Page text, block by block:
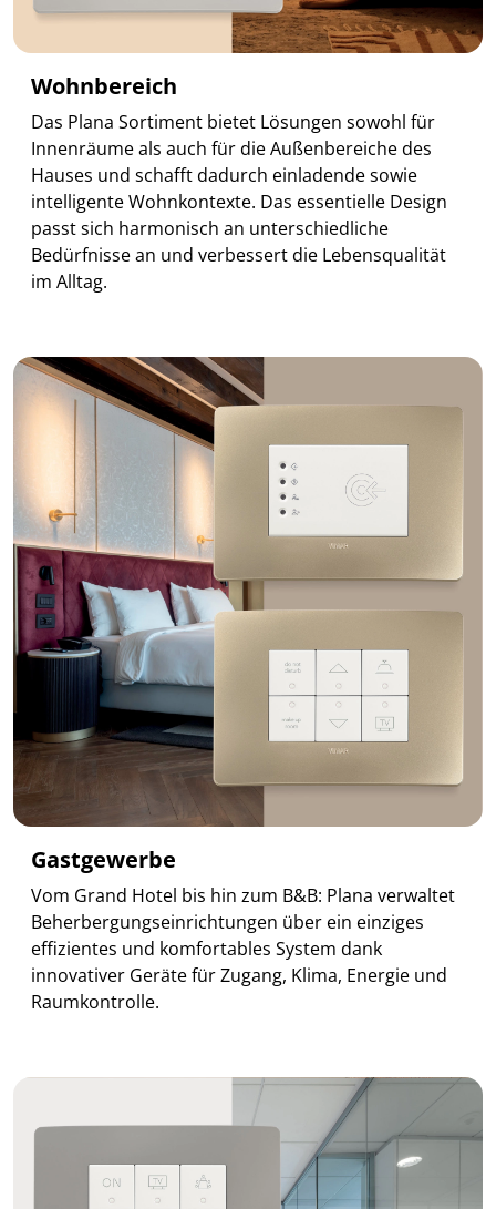
Wohnbereich
Das Plana Sortiment bietet Lösungen sowohl für
Innenräume als auch für die Außenbereiche des
Hauses und schafft dadurch einladende sowie
intelligente Wohnkontexte. Das essentielle Design
passt sich harmonisch an unterschiedliche
Bedürfnisse an und verbessert die Lebensqualität
im Alltag.
Gastgewerbe
Vom Grand Hotel bis hin zum B&B: Plana verwaltet
Beherbergungseinrichtungen über ein einziges
effizientes und komfortables System dank
innovativer Geräte für Zugang, Klima, Energie und
Raumkontrolle.